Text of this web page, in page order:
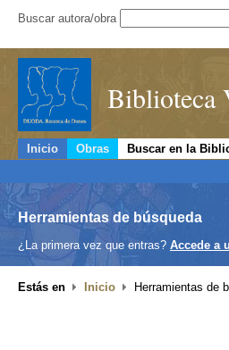
Buscar autora/obra
Biblioteca
Inicio Obras Buscar en la
Herramientas de búsqueda
¿La primera vez que entras? Accede a
Estás en Inicio Herramientas de